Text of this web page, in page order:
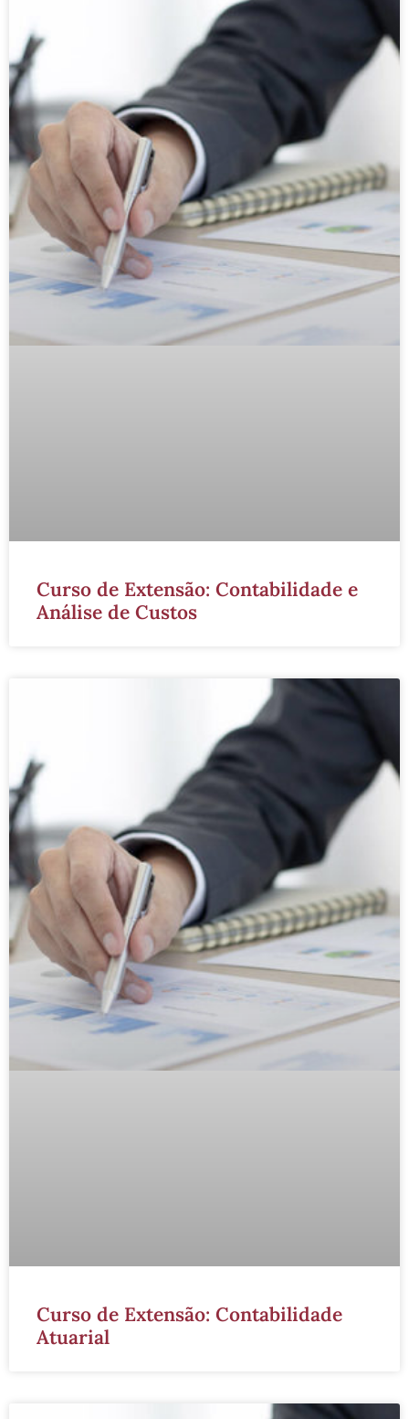
Curso de Extensão: Contabilidade e
Análise de Custos
Curso de Extensão: Contabilidade
Atuarial